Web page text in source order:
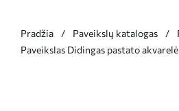
Pradžia Paveikslų katalogas
Paveikslas Didingas pastato